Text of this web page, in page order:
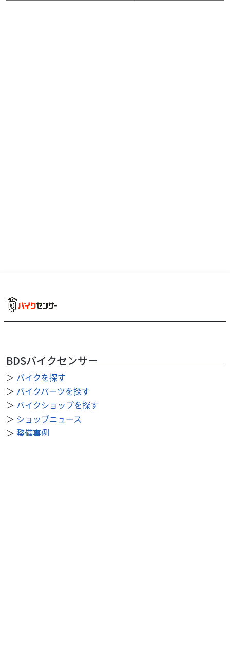
BDSバイクセンサー
＞ バイクを探す
＞ バイクパーツを探す
＞ バイクショップを探す
＞ ショップニュース
＞ 整備事例